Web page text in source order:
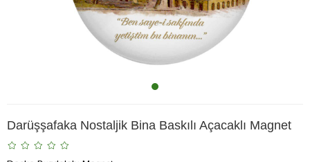
Darüşşafaka Nostaljik Bina Baskılı Açacaklı Magnet